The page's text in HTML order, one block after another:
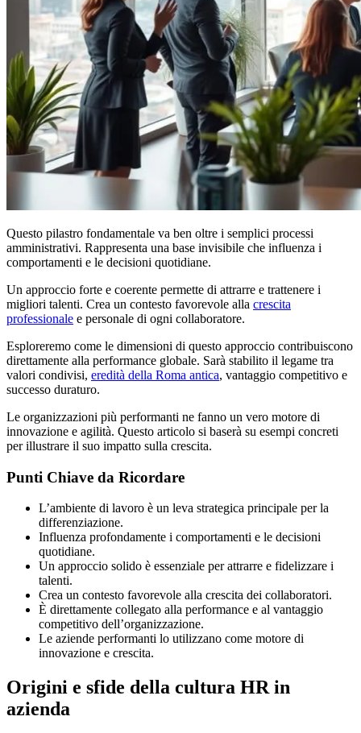
Questo pilastro fondamentale va ben oltre i semplici processi
amministrativi. Rappresenta una base invisibile che influenza i
comportamenti e le decisioni quotidiane.
Un approccio forte e coerente permette di attrarre e trattenere i
migliori talenti. Crea un contesto favorevole alla crescita
professionale e personale di ogni collaboratore.
Esploreremo come le dimensioni di questo approccio contribuiscono
direttamente alla performance globale. Sarà stabilito il legame tra
valori condivisi, eredità della Roma antica, vantaggio competitivo e
successo duraturo.
Le organizzazioni più performanti ne fanno un vero motore di
innovazione e agilità. Questo articolo si baserà su esempi concreti
per illustrare il suo impatto sulla crescita.
Punti Chiave da Ricordare
L’ambiente di lavoro è un leva strategica principale per la
differenziazione.
Influenza profondamente i comportamenti e le decisioni
quotidiane.
Un approccio solido è essenziale per attrarre e fidelizzare i
talenti.
Crea un contesto favorevole alla crescita dei collaboratori.
È direttamente collegato alla performance e al vantaggio
competitivo dell’organizzazione.
Le aziende performanti lo utilizzano come motore di
innovazione e crescita.
Origini e sfide della cultura HR in
azienda